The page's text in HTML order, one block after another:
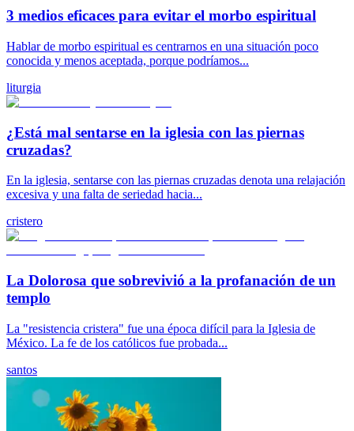
3 medios eficaces para evitar el morbo espiritual
Hablar de morbo espiritual es centrarnos en una situación poco
conocida y menos aceptada, porque podríamos...
liturgia
¿Está mal sentarse en la iglesia con las piernas
cruzadas?
En la iglesia, sentarse con las piernas cruzadas denota una relajación
excesiva y una falta de seriedad hacia...
cristero
La Dolorosa que sobrevivió a la profanación de un
templo
La "resistencia cristera" fue una época difícil para la Iglesia de
México. La fe de los católicos fue probada...
santos